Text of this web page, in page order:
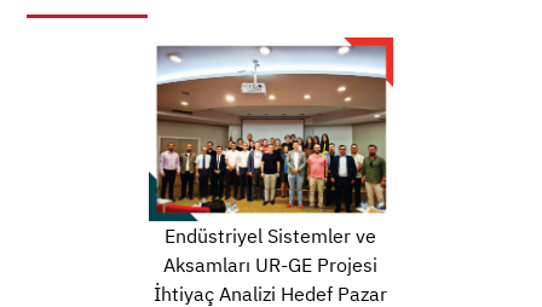
Endüstriyel Sistemler ve
Aksamları UR-GE Projesi
İhtiyaç Analizi Hedef Pazar